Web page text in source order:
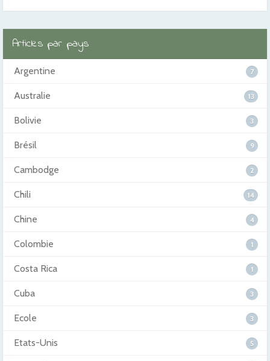
Articles par pays
Argentine 7
Australie 13
Bolivie 3
Brésil 9
Cambodge 2
Chili 14
Chine 4
Colombie 1
Costa Rica 1
Cuba 3
Ecole 3
Etats-Unis 5